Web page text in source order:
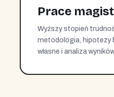
Prace
Wyższy stopień
metodologia, hipotezy
własne i analiza